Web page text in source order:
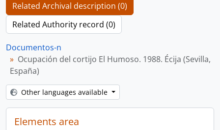
Related Archival description (0)
Related Authority record (0)
Documentos-n
Ocupación del cortijo El Humoso. 1988. Écija (Sevilla,
España)
Other languages available
Elements area